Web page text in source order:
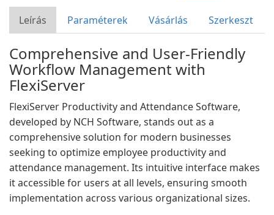
Leírás Paraméterek Vásárlás Szerkeszt
Comprehensive and User-Friendly
Workflow Management with
FlexiServer
FlexiServer Productivity and Attendance Software,
developed by NCH Software, stands out as a
comprehensive solution for modern businesses
seeking to optimize employee productivity and
attendance management. Its intuitive interface makes
it accessible for users at all levels, ensuring smooth
implementation across various organizational sizes.